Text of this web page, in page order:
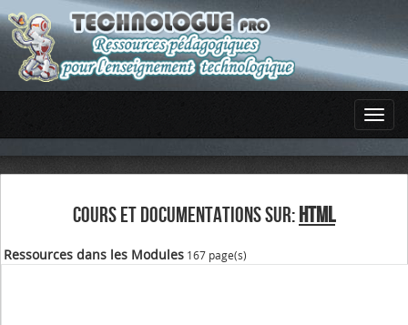
COURS ET DOCUMENTATIONS SUR: HTML
Ressources dans les Modules 167 page(s)